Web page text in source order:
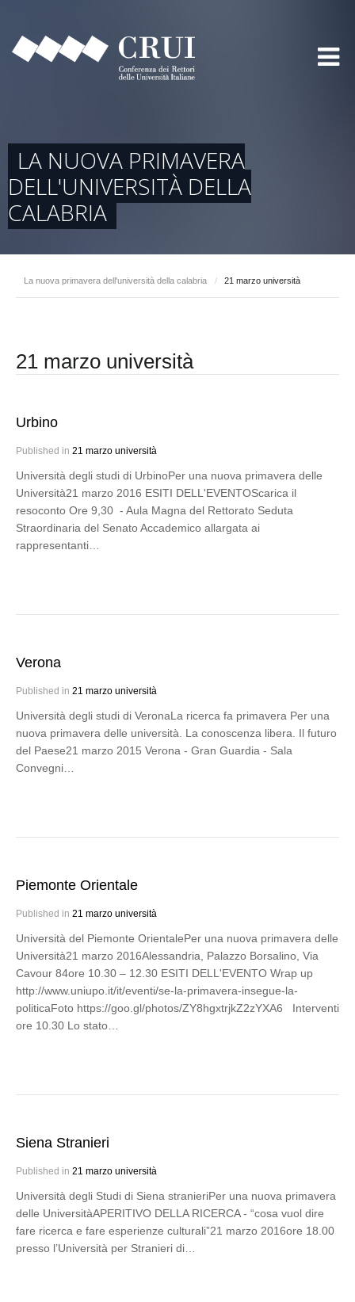
LA NUOVA PRIMAVERA
DELL'UNIVERSITÀ DELLA
CALABRIA
La nuova primavera dell'università della calabria / 21 marzo università
21 marzo università
Urbino
Published in 21 marzo università
Università degli studi di UrbinoPer una nuova primavera delle
Università21 marzo 2016 ESITI DELL'EVENTOScarica il
resoconto Ore 9,30 - Aula Magna del Rettorato Seduta
Straordinaria del Senato Accademico allargata ai
rappresentanti…
Verona
Published in 21 marzo università
Università degli studi di VeronaLa ricerca fa primavera Per una
nuova primavera delle università. La conoscenza libera. Il futuro
del Paese21 marzo 2015 Verona - Gran Guardia - Sala
Convegni…
Piemonte Orientale
Published in 21 marzo università
Università del Piemonte OrientalePer una nuova primavera delle
Università21 marzo 2016Alessandria, Palazzo Borsalino, Via
Cavour 84ore 10.30 – 12.30 ESITI DELL'EVENTO Wrap up
http://www.uniupo.it/it/eventi/se-la-primavera-insegue-la-
politicaFoto https://goo.gl/photos/ZY8hgxtrjkZ2zYXA6 Interventi
ore 10.30 Lo stato…
Siena Stranieri
Published in 21 marzo università
Università degli Studi di Siena stranieriPer una nuova primavera
delle UniversitàAPERITIVO DELLA RICERCA - “cosa vuol dire
fare ricerca e fare esperienze culturali”21 marzo 2016ore 18.00
presso l’Università per Stranieri di…